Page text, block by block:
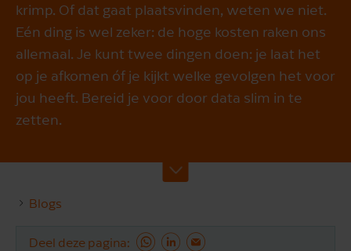
krimp. Of dat gaat plaatsvinden, weten we niet.
Eén ding is wel zeker: de hoge kosten raken ons
allemaal. Je kunt twee dingen doen: je laat het
op je afkomen óf je kijkt welke gevolgen het voor
jou heeft. Bereid je voor door data slim in te
zetten.
Blogs
Deel deze pagina